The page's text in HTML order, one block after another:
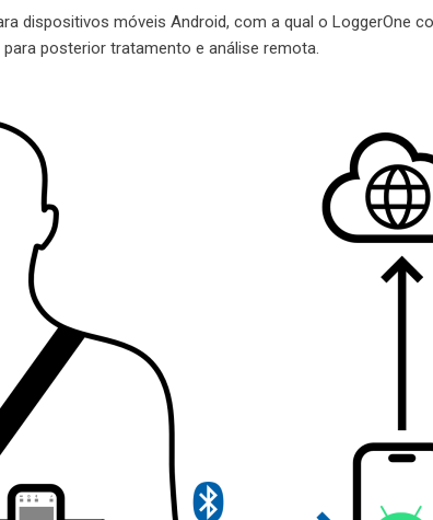
dispositivos móveis Android, com a qual o LoggerOne
posterior tratamento e análise remota.